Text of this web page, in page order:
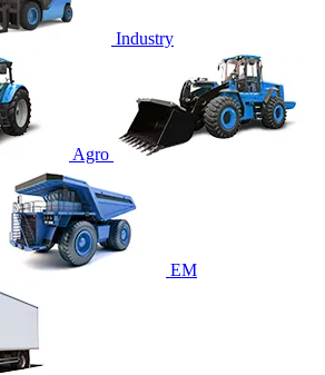
Industry
Agro
EM